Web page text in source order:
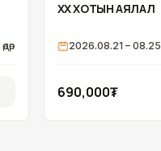
өдөр
ХӨХ ХОТЫН АЯЛАЛ
2026.08.21 – 08.25
690,000₮